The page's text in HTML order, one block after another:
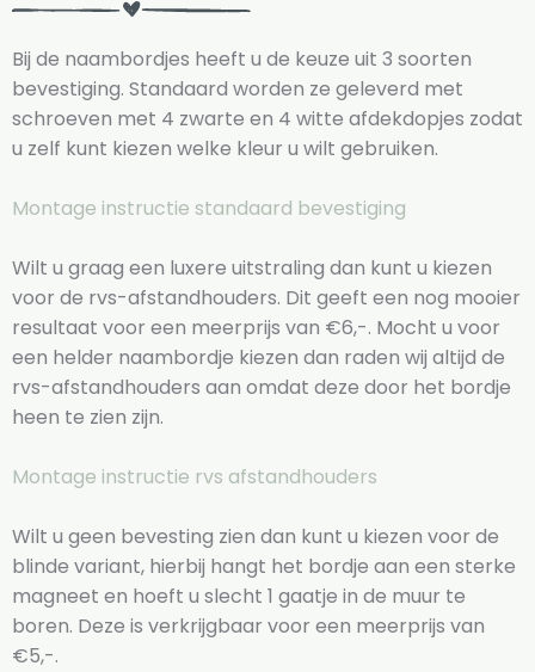
Bij de naambordjes heeft u de keuze uit 3 soorten
bevestiging. Standaard worden ze geleverd met
schroeven met 4 zwarte en 4 witte afdekdopjes zodat
u zelf kunt kiezen welke kleur u wilt gebruiken.
Montage instructie standaard bevestiging
Wilt u graag een luxere uitstraling dan kunt u kiezen
voor de rvs-afstandhouders. Dit geeft een nog mooier
resultaat voor een meerprijs van €6,-. Mocht u voor
een helder naambordje kiezen dan raden wij altijd de
rvs-afstandhouders aan omdat deze door het bordje
heen te zien zijn.
Montage instructie rvs afstandhouders
Wilt u geen bevesting zien dan kunt u kiezen voor de
blinde variant, hierbij hangt het bordje aan een sterke
magneet en hoeft u slecht 1 gaatje in de muur te
boren. Deze is verkrijgbaar voor een meerprijs van
€5,-.